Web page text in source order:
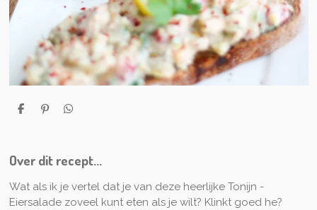
D
P
e
n
D
Over dit recept...
Wat als ik je vertel dat je van deze heerlijke Tonijn -
Eiersalade zoveel kunt eten als je wilt? Klinkt goed he?